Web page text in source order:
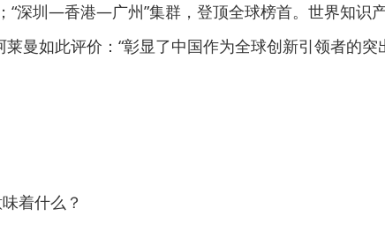
“深圳—香港—广州”集群，登顶全球榜首。世界知识
莱曼如此评价：“彰显了中国作为全球创新引领者的突
着什么？